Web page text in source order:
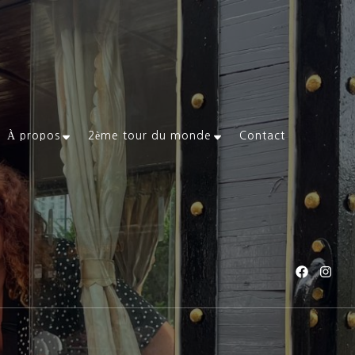
À propos 2ème tour du monde Contact